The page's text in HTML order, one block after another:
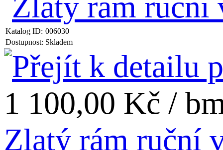
Katalog ID: 006030
Dostupnost: Skladem
1 100,00 Kč /
Zlatý rám ruční